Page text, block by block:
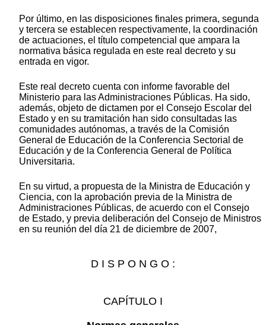
Por último, en las disposiciones finales primera, segunda
y tercera se establecen respectivamente, la coordinación
de actuaciones, el título competencial que ampara la
normativa básica regulada en este real decreto y su
entrada en vigor.
Este real decreto cuenta con informe favorable del
Ministerio para las Administraciones Públicas. Ha sido,
además, objeto de dictamen por el Consejo Escolar del
Estado y en su tramitación han sido consultadas las
comunidades autónomas, a través de la Comisión
General de Educación de la Conferencia Sectorial de
Educación y de la Conferencia General de Política
Universitaria.
En su virtud, a propuesta de la Ministra de Educación y
Ciencia, con la aprobación previa de la Ministra de
Administraciones Públicas, de acuerdo con el Consejo
de Estado, y previa deliberación del Consejo de Ministros
en su reunión del día 21 de diciembre de 2007,
D I S P O N G O :
CAPÍTULO I